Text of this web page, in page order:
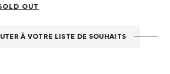
OUT
À VOTRE LISTE DE SOUHAITS